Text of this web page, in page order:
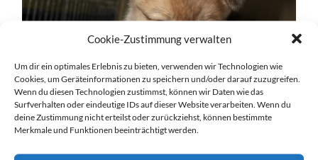
Cookie-Zustimmung verwalten
Um dir ein optimales Erlebnis zu bieten, verwenden wir Technologien wie
Cookies, um Geräteinformationen zu speichern und/oder darauf zuzugreifen.
Wenn du diesen Technologien zustimmst, können wir Daten wie das
Surfverhalten oder eindeutige IDs auf dieser Website verarbeiten. Wenn du
deine Zustimmung nicht erteilst oder zurückziehst, können bestimmte
Merkmale und Funktionen beeinträchtigt werden.